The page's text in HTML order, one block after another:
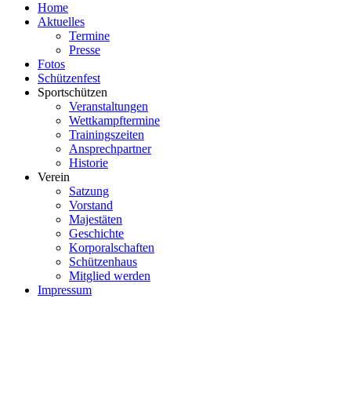
Home
Aktuelles
Termine
Presse
Fotos
Schützenfest
Sportschützen
Veranstaltungen
Wettkampftermine
Trainingszeiten
Ansprechpartner
Historie
Verein
Satzung
Vorstand
Majestäten
Geschichte
Korporalschaften
Schützenhaus
Mitglied werden
Impressum